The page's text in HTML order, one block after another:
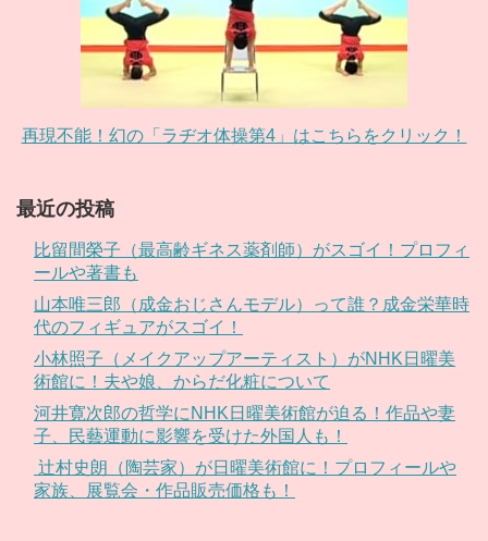
再現不能！幻の「ラヂオ体操第4」はこちらをクリック！
最近の投稿
比留間榮子（最高齢ギネス薬剤師）がスゴイ！プロフィ
ールや著書も
山本唯三郎（成金おじさんモデル）って誰？成金栄華時
代のフィギュアがスゴイ！
小林照子（メイクアップアーティスト）がNHK日曜美
術館に！夫や娘、からだ化粧について
河井寛次郎の哲学にNHK日曜美術館が迫る！作品や妻
子、民藝運動に影響を受けた外国人も！
辻村史朗（陶芸家）が日曜美術館に！プロフィールや
家族、展覧会・作品販売価格も！